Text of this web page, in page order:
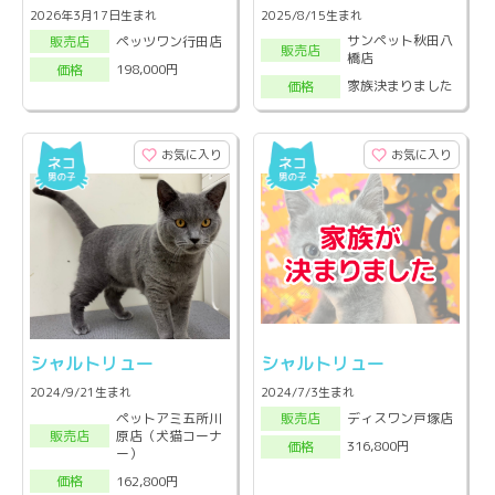
2026年3月17日生まれ
販売店
ペッツワン行田店
価格
198,000円
2025/8/15生まれ
販売店
サンペット秋田八
橋店
価格
家族決まりました
お気に入り
シャルトリュー
2024/9/21生まれ
販売店
ペットアミ五所川
原店（犬猫コーナ
ー）
価格
162,800円
お気に入り
シャルトリュー
2024/7/3生まれ
販売店
ディスワン戸塚店
価格
316,800円